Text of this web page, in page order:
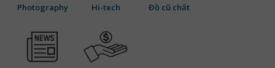
Photography Hi-tech Đồ cũ chất